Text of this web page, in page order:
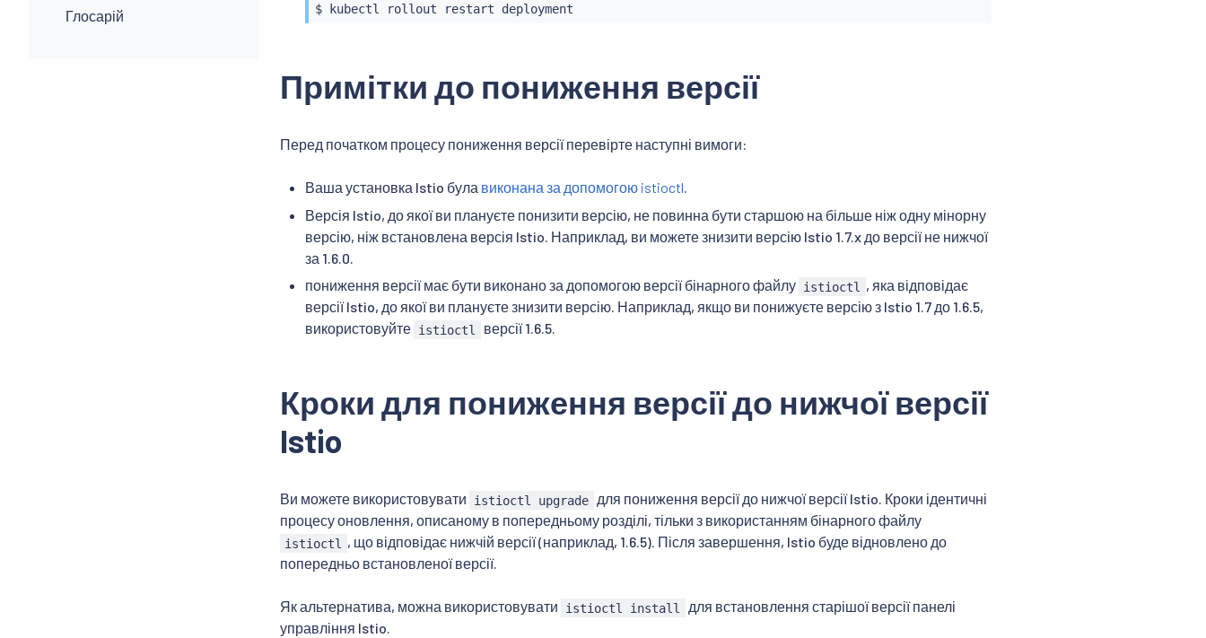
Глосарій $ kubectl
Примітки до пониження версії
Перед початком процесу пониження версії перевірте наступні вимоги:
Ваша установка Istio була виконана за допомогою istioctl.
Версія Istio, до якої ви плануєте понизити версію, не повинна бути старшою на більше ніж одну мінорну
версію, ніж встановлена версія Istio. Наприклад, ви можете знизити версію Istio 1.7.x до версії не нижчої
за 1.6.0.
пониження версії має бути виконано за допомогою версії бінарного файлу istioctl
, яка відповідає
версії Istio, до якої ви плануєте знизити версію. Наприклад, якщо ви понижуєте версію з Istio 1.7 до 1.6.5,
використовуйте istioctl версії 1.6.5.
Кроки для пониження версії до нижчої версії
Istio
Ви можете використовувати istioctl upgrade
для пониження версії до нижчої версії Istio. Кроки ідентичні
процесу оновлення, описаному в попередньому розділі, тільки з використанням бінарного файлу
istioctl
, що відповідає нижчій версії (наприклад, 1.6.5). Після завершення, Istio буде відновлено до
попередньо встановленої версії.
Як альтернатива, можна використовувати istioctl install
для встановлення старішої версії панелі
управління Istio.